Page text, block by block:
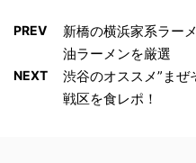
PREV
新橋の横浜家系ラー
油ラーメンを厳選
NEXT
渋谷のオススメ”まぜ
戦区を食レポ！